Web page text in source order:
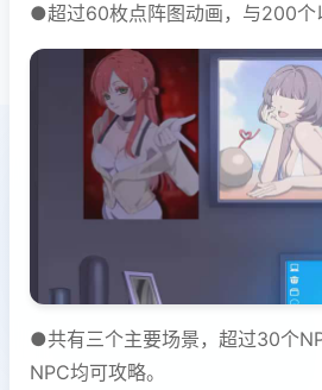
●超过60枚点阵图动画，与200个
●共有三个主要场景，超过30个
NPC均可攻略。